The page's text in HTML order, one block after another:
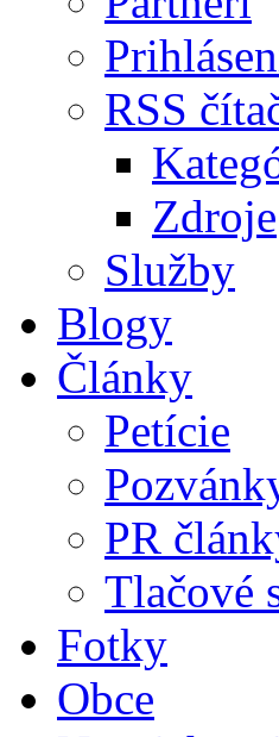
RSS
Zdroje
Služby
Blogy
Články
Petície
PR
Tlačové
Fotky
Obce